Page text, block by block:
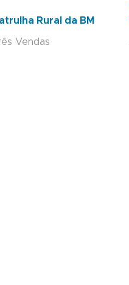
Rural da BM
Vendas